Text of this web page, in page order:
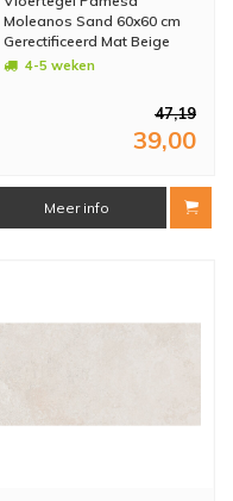
Moleanos Sand 60x60 cm
Gerectificeerd Mat Beige
(Prijs Per M2)
4-5 weken
47,19
39,00
Meer info